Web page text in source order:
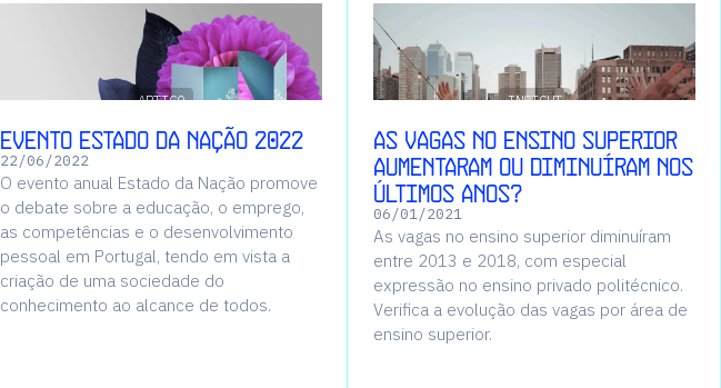
ARTIGO
Evento Estado da Nação 2022
22/06/2022
O evento anual Estado da Nação promove
o debate sobre a educação, o emprego,
as competências e o desenvolvimento
pessoal em Portugal, tendo em vista a
criação de uma sociedade do
conhecimento ao alcance de todos.
INSIGHT
As vagas no ensino superior
aumentaram ou diminuíram nos
últimos anos?
06/01/2021
As vagas no ensino superior diminuíram
entre 2013 e 2018, com especial
expressão no ensino privado politécnico.
Verifica a evolução das vagas por área de
ensino superior.